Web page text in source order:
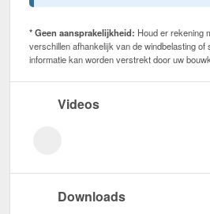
* Geen aansprakelijkheid: Houd er rekening
verschillen afhankelijk van de windbelasting of
informatie kan worden verstrekt door uw
Videos
Downloads